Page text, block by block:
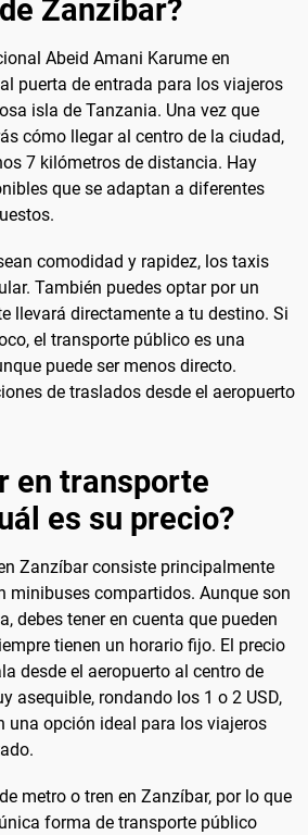
Zanzíbar?
Abeid Amani Karume en
puerta de entrada para los viajeros
isla de Tanzania. Una vez que
cómo llegar al centro de la ciudad,
7 kilómetros de distancia. Hay
que se adaptan a diferentes
comodidad y rapidez, los taxis
También puedes optar por un
llevará directamente a tu destino. Si
el transporte público es una
puede ser menos directo.
de traslados desde el aeropuerto
en transporte
es su precio?
Zanzíbar consiste principalmente
minibuses compartidos. Aunque son
debes tener en cuenta que pueden
tienen un horario fijo. El precio
desde el aeropuerto al centro de
asequible, rondando los 1 o 2 USD,
una opción ideal para los viajeros
metro o tren en Zanzíbar, por lo que
forma de transporte público